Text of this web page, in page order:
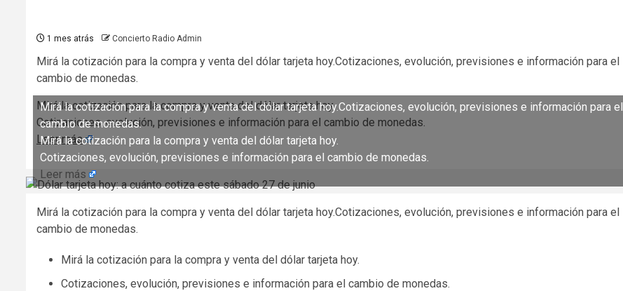
1 mes atrás Concierto Radio Admin
Mirá la cotización para la compra y venta del dólar tarjeta hoy.Cotizaciones, evolución, previsiones e información para el
cambio de monedas.
Mirá la cotización para la compra y venta del dólar tarjeta hoy.
Cotizaciones, evolución, previsiones e información para el cambio de monedas.
Leer más
Mirá la cotización para la compra y venta del dólar tarjeta hoy.Cotizaciones, evolución, previsiones e información para el
cambio de monedas.
Mirá la cotización para la compra y venta del dólar tarjeta hoy.
Cotizaciones, evolución, previsiones e información para el cambio de monedas.
Leer más
Mirá la cotización para la compra y venta del dólar tarjeta hoy.Cotizaciones, evolución, previsiones e información para el
cambio de monedas.
Mirá la cotización para la compra y venta del dólar tarjeta hoy.
Cotizaciones, evolución, previsiones e información para el cambio de monedas.